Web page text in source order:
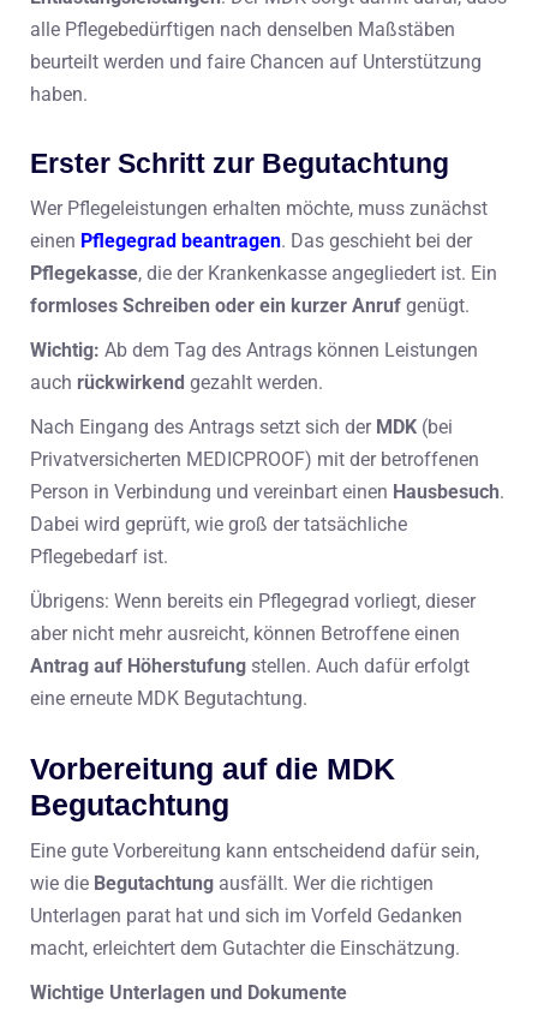
alle Pflegebedürftigen nach denselben Maßstäben
beurteilt werden und faire Chancen auf Unterstützung
haben.
Erster Schritt zur Begutachtung
Wer Pflegeleistungen erhalten möchte, muss zunächst
einen Pflegegrad beantragen. Das geschieht bei der
Pflegekasse, die der Krankenkasse angegliedert ist. Ein
formloses Schreiben oder ein kurzer Anruf genügt.
Wichtig: Ab dem Tag des Antrags können Leistungen
auch rückwirkend gezahlt werden.
Nach Eingang des Antrags setzt sich der MDK (bei
Privatversicherten MEDICPROOF) mit der betroffenen
Person in Verbindung und vereinbart einen Hausbesuch.
Dabei wird geprüft, wie groß der tatsächliche
Pflegebedarf ist.
Übrigens: Wenn bereits ein Pflegegrad vorliegt, dieser
aber nicht mehr ausreicht, können Betroffene einen
Antrag auf Höherstufung stellen. Auch dafür erfolgt
eine erneute MDK Begutachtung.
Vorbereitung auf die MDK
Begutachtung
Eine gute Vorbereitung kann entscheidend dafür sein,
wie die Begutachtung ausfällt. Wer die richtigen
Unterlagen parat hat und sich im Vorfeld Gedanken
macht, erleichtert dem Gutachter die Einschätzung.
Wichtige Unterlagen und Dokumente